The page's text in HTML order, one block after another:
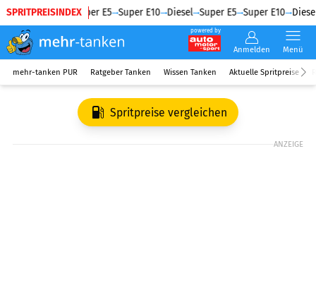
SPRITPREISINDEX
Diesel Super E5 Super E10 Diesel Super E5 Super E10 Diesel
powered by
Anmelden Menü
mehr-tanken PUR Ratgeber Tanken Wissen Tanken Aktuelle Spritpreise
Spritpreise vergleichen
ANZEIGE